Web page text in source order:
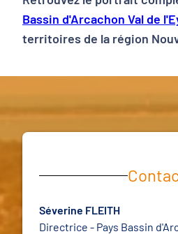
Bassin d'Arcachon Val de
territoires de la région
Séverine FLEITH
Directrice - Pays Bassin